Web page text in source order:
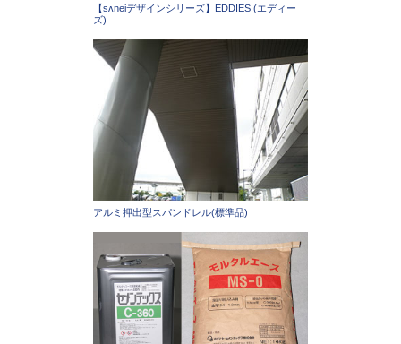
【sʌneiデザインシリーズ】EDDIES (エディー
ズ)
アルミ押出型スパンドレル(標準品)